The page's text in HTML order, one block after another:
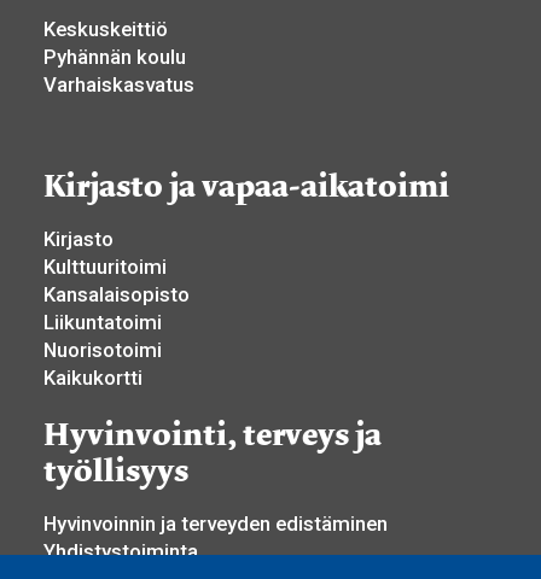
Keskuskeittiö
Pyhännän koulu
Varhaiskasvatus
Kirjasto ja vapaa-aikatoimi
Kirjasto
Kulttuuritoimi
Kansalaisopisto
Liikuntatoimi
Nuorisotoimi
Kaikukortti
Hyvinvointi, terveys ja
työllisyys
Hyvinvoinnin ja terveyden edistäminen
Yhdistystoiminta